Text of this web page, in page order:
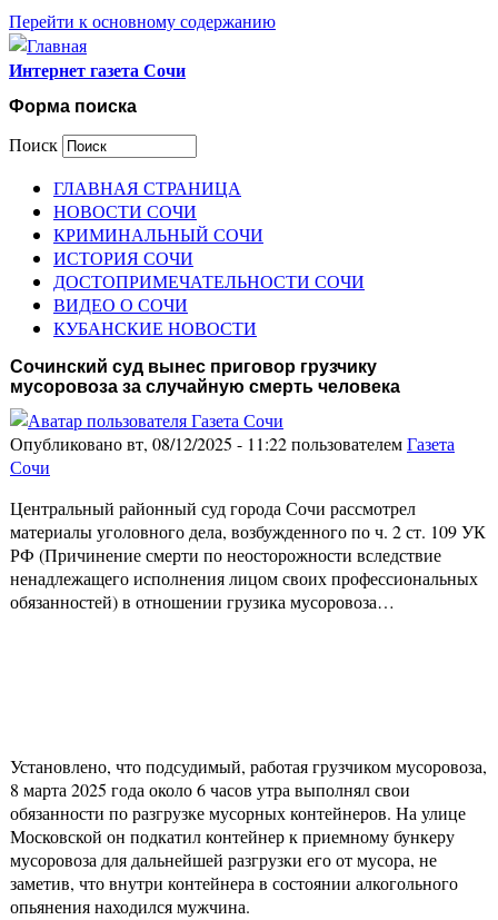
Перейти к основному содержанию
Интернет газета Сочи
Форма поиска
Поиск
ГЛАВНАЯ СТРАНИЦА
НОВОСТИ СОЧИ
КРИМИНАЛЬНЫЙ СОЧИ
ИСТОРИЯ СОЧИ
ДОСТОПРИМЕЧАТЕЛЬНОСТИ СОЧИ
ВИДЕО О СОЧИ
КУБАНСКИЕ НОВОСТИ
Сочинский суд вынес приговор грузчику
мусоровоза за случайную смерть человека
Опубликовано вт, 08/12/2025 - 11:22 пользователемГазета
Сочи
Центральный районный суд города Сочи рассмотрел
материалы уголовного дела, возбужденного по ч. 2 ст. 109 УК
РФ (Причинение смерти по неосторожности вследствие
ненадлежащего исполнения лицом своих профессиональных
обязанностей) в отношении грузика мусоровоза…
Установлено, что подсудимый, работая грузчиком мусоровоза,
8 марта 2025 года около 6 часов утра выполнял свои
обязанности по разгрузке мусорных контейнеров. На улице
Московской он подкатил контейнер к приемному бункеру
мусоровоза для дальнейшей разгрузки его от мусора, не
заметив, что внутри контейнера в состоянии алкогольного
опьянения находился мужчина.